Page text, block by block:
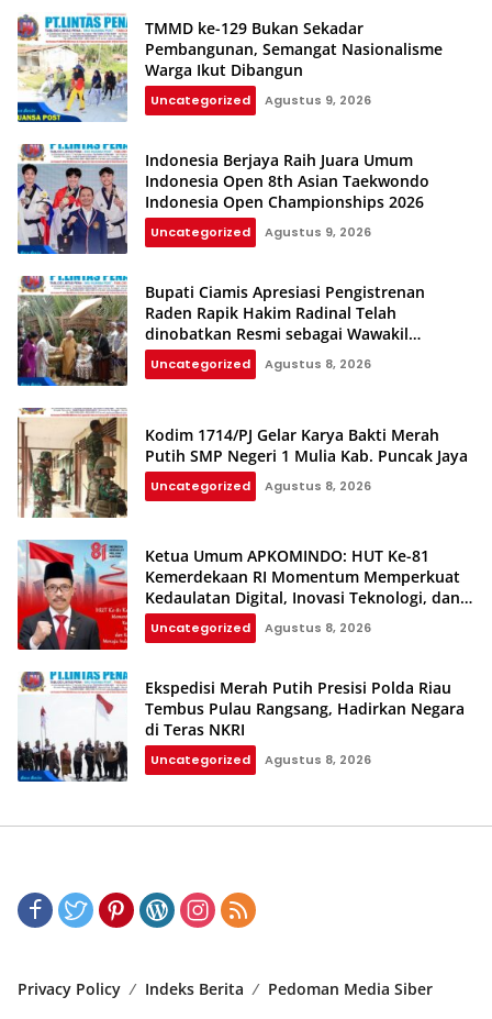
TMMD ke-129 Bukan Sekadar
Pembangunan, Semangat Nasionalisme
Warga Ikut Dibangun
Uncategorized Agustus 9, 2026
Indonesia Berjaya Raih Juara Umum
Indonesia Open 8th Asian Taekwondo
Indonesia Open Championships 2026
Uncategorized Agustus 9, 2026
Bupati Ciamis Apresiasi Pengistrenan
Raden Rapik Hakim Radinal Telah
dinobatkan Resmi sebagai Wawakil
Kerajaan Galuh
Uncategorized Agustus 8, 2026
Kodim 1714/PJ Gelar Karya Bakti Merah
Putih SMP Negeri 1 Mulia Kab. Puncak Jaya
Uncategorized Agustus 8, 2026
Ketua Umum APKOMINDO: HUT Ke-81
Kemerdekaan RI Momentum Memperkuat
Kedaulatan Digital, Inovasi Teknologi, dan
Kepastian Hukum Menuju Indonesia Emas
2045
Uncategorized Agustus 8, 2026
Ekspedisi Merah Putih Presisi Polda Riau
Tembus Pulau Rangsang, Hadirkan Negara
di Teras NKRI
Uncategorized Agustus 8, 2026
Privacy Policy Indeks Berita
Pedoman Media Siber